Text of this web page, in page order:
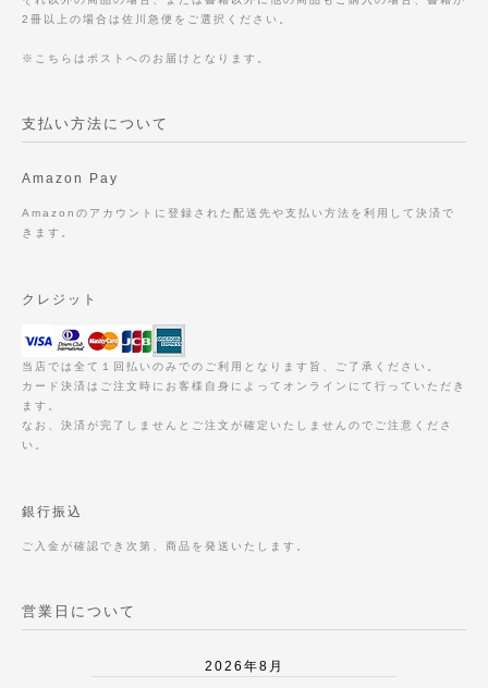
2冊以上の場合は佐川急便をご選択ください。
※こちらはポストへのお届けとなります。
支払い方法について
Amazon Pay
Amazonのアカウントに登録された配送先や支払い方法を利用して決済で
きます。
クレジット
当店では全て１回払いのみでのご利用となります旨、ご了承ください。
カード決済はご注文時にお客様自身によってオンラインにて行っていただき
ます。
なお、決済が完了しませんとご注文が確定いたしませんのでご注意くださ
い。
銀行振込
ご入金が確認でき次第、商品を発送いたします。
営業日について
2026年8月